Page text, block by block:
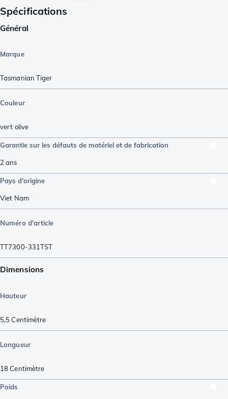
Spécifications
Général
Marque
Tasmanian Tiger
Couleur
vert olive
Garantie sur les défauts de matériel et de fabrication
2 ans
Pays d'origine
Viet Nam
Numéro d'article
TT7300-331TST
Dimensions
Hauteur
5,5Centimètre
Longueur
18Centimètre
Poids